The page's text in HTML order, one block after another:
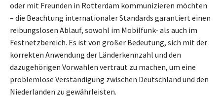
oder mit Freunden in Rotterdam kommunizieren möchten
– die Beachtung internationaler Standards garantiert einen
reibungslosen Ablauf, sowohl im Mobilfunk- als auch im
Festnetzbereich. Es ist von großer Bedeutung, sich mit der
korrekten Anwendung der Länderkennzahl und den
dazugehörigen Vorwahlen vertraut zu machen, um eine
problemlose Verständigung zwischen Deutschland und den
Niederlanden zu gewährleisten.